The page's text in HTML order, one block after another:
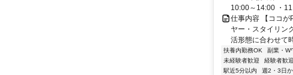
10:00～14:00 ・
仕事内容 【ココ
ヤー・スタイリン
活形態に合わせて
扶養内勤務OK 副業・W
未経験者歓迎
経験者歓迎
駅近5分以内
週2・3日